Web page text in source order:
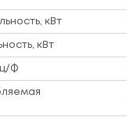
кВт
кВт
Ф